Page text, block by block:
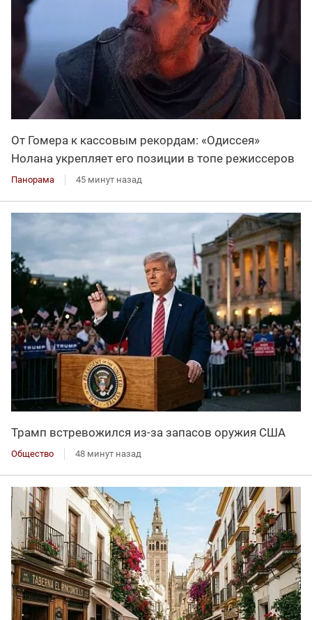
От Гомера к кассовым рекордам: «Одиссея»
Нолана укрепляет его позиции в топе режиссеров
Панорама 45 минут назад
Трамп встревожился из-за запасов оружия США
Общество 48 минут назад